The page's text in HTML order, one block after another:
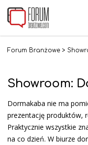
Forum Branżowe >
Showroom:
Dormakaba nie ma
prezentację produktów,
Praktycznie wszystkie
na co dzień. W biurze